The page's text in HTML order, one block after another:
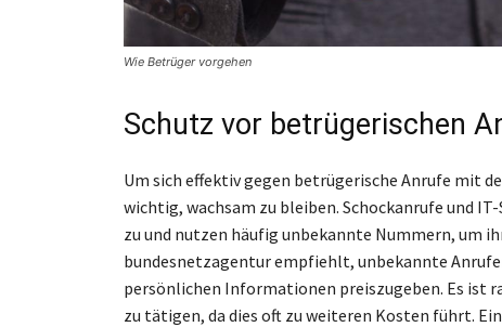
Wie Betrüger vorgehen
Schutz vor betrügerischen
Um sich effektiv gegen betrügerische Anrufe mit
wichtig, wachsam zu bleiben. Schockanrufe und
zu und nutzen häufig unbekannte Nummern, um
bundesnetzagentur empfiehlt, unbekannte
persönlichen Informationen preiszugeben. Es ist
zu tätigen, da dies oft zu weiteren Kosten führt.